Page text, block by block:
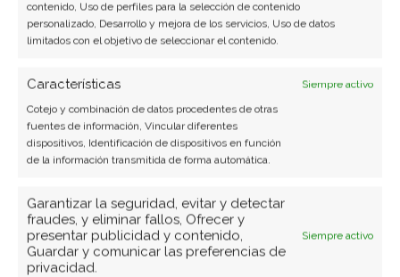
contenido, Uso de perfiles para la selección de contenido
personalizado, Desarrollo y mejora de los servicios, Uso de datos
limitados con el objetivo de seleccionar el contenido.
Características
Siempre activo
Cotejo y combinación de datos procedentes de otras
fuentes de información, Vincular diferentes
dispositivos, Identificación de dispositivos en función
de la información transmitida de forma automática.
Garantizar la seguridad, evitar y detectar
fraudes, y eliminar fallos, Ofrecer y
presentar publicidad y contenido,
Guardar y comunicar las preferencias de
privacidad.
Siempre activo
consumo digital. Más de 10 años cubriendo la
industria tecnológica española.
Ver todos los artículos →